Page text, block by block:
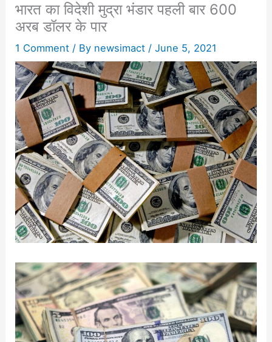
भारत का विदेशी मुद्रा भंडार पहली बार 600
अरब डॉलर के पार
1 Comment / By newsimact /June 5, 2021